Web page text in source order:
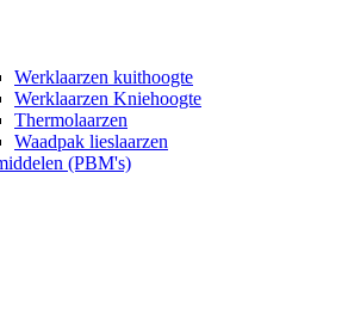
Werklaarzen kuithoogte
Werklaarzen Kniehoogte
Thermolaarzen
Waadpak lieslaarzen
(PBM's)